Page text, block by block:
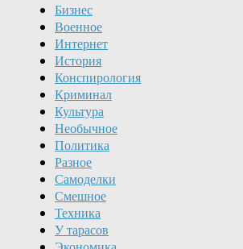
Бизнес
Военное
Интернет
История
Конспирология
Криминал
Культура
Необычное
Политика
Разное
Самоделки
Смешное
Техника
У тарасов